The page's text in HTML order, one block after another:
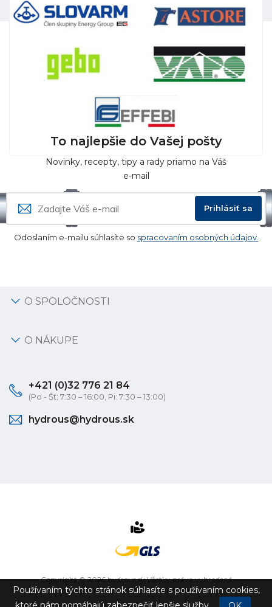
To najlepšie do Vašej pošty
Novinky, recepty, tipy a rady priamo na Váš
e-mail
Prihlásiť sa
Odoslaním e-mailu súhlasíte so spracovaním osobných údajov.
O SPOLOČNOSTI
O NÁKUPE
+421 (0)32 776 21 84
(Po - Št: 7:30 – 16:00, Pi: 7:30 – 13:00)
hydrous@hydrous.sk
Copyright © 2026 hydrous.sk Všetky práva vyhradené
eshop na mieruvytvorilovibration.sk
Používaním týchto stránok súhlasíte s používaním cookies,